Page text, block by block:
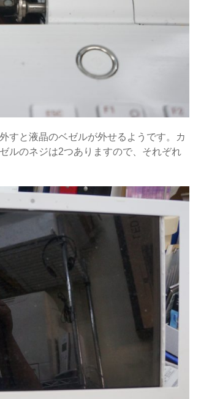
すと液晶のベゼルが外せるようです。カ
ルのネジは2つありますので、それぞれ